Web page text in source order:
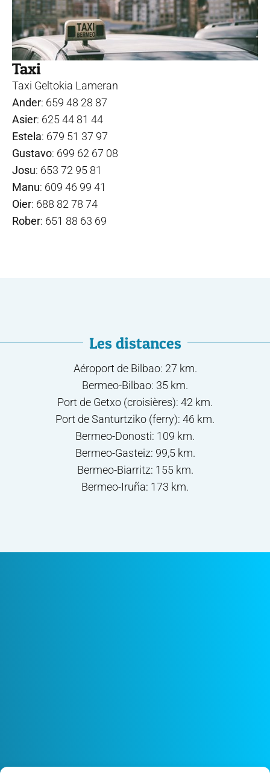
Taxi
Taxi Geltokia Lameran
Ander: 659 48 28 87
Asier: 625 44 81 44
Estela: 679 51 37 97
Gustavo: 699 62 67 08
Josu: 653 72 95 81
Manu: 609 46 99 41
Oier: 688 82 78 74
Rober: 651 88 63 69
​Les distances
Aéroport de Bilbao: 27 km.
Bermeo-Bilbao: 35 km.
Port de Getxo (croisières): 42 km.
Port de Santurtziko (ferry): 46 km.
Bermeo-Donosti: 109 km.
Bermeo-Gasteiz: 99,5 km.
Bermeo-Biarritz: 155 km.
Bermeo-Iruña: 173 km.